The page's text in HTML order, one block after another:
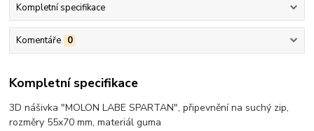
Kompletní specifikace
Komentáře 0
Kompletní specifikace
3D nášivka "MOLON LABE SPARTAN", připevnění na suchý zip,
rozměry 55x70 mm, materiál guma